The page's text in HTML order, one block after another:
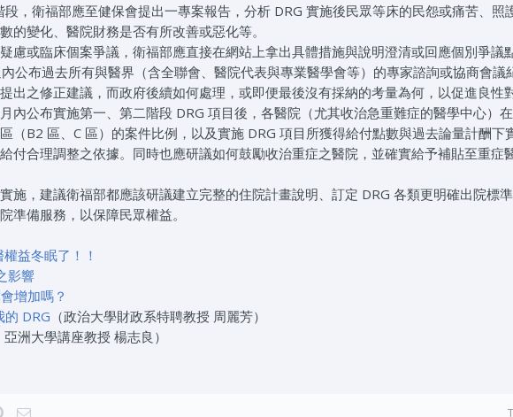
段，衛福部應至健保會提出一專案報告，分析 DRG 實施後民眾等床的民怨或痛苦、照
的變化、醫院財務是否有所改善或惡化等。
慮或臨床個案爭議，衛福部應直接在網站上拿出具體措施與說明澄清或回應個別爭議點
公布過去所有與醫界（含全聯會、醫院代表與專業醫學會等）的專家諮詢或協商會議
出之修正建議，而政府後續如何處理，或即便最後沒有採納的考量為何，以促進良性對
內公布實施第一、第二階段 DRG 項目後，各醫院（尤其收治急重難症的醫學中心）
（B2 區、C 區）的案件比例，以及實施 DRG 項目所獲得給付點數與過去論量計酬下
付合理調整之依據。同時也應研議如何鼓勵收治重症之醫院，並確實給予補貼至重症
施，建議衛福部都應該研議建立完整的住院計畫說明、訂定 DRG 各類更明確出院標
準備服務，以保障民眾權益。
益冬眠了！！
影響
增加嗎？
DRG （政治大學財政系特聘教授 周麗芳）
亞洲大學講座教授 楊志良）